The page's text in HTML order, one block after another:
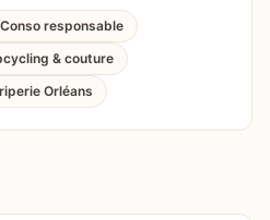
Conso responsable
& couture
Orléans